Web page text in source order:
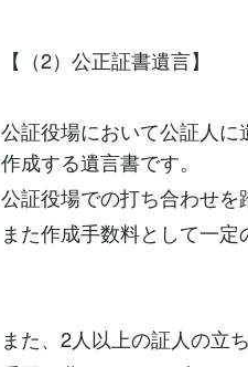
【（2）公正証書遺言】
公証役場において公証人
作成する遺言書です。
公証役場での打ち合わせを
また作成手数料として一定
また、2人以上の証人の立